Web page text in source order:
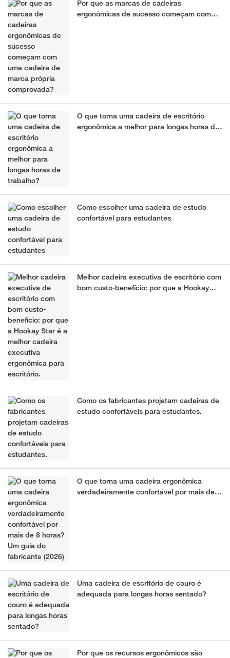
Por que as marcas de cadeiras
ergonômicas de sucesso começam com
O que torna uma cadeira de escritório
ergonômica a melhor para longas horas de
Como escolher uma cadeira de estudo
confortável para estudantes
Melhor cadeira executiva de escritório com
bom custo-benefício: por que a Hookay
Como os fabricantes projetam cadeiras de
estudo confortáveis ​​para estudantes.
O que torna uma cadeira ergonômica
verdadeiramente confortável por mais de 8
Uma cadeira de escritório de couro é
adequada para longas horas sentado?
Por que os recursos ergonômicos são